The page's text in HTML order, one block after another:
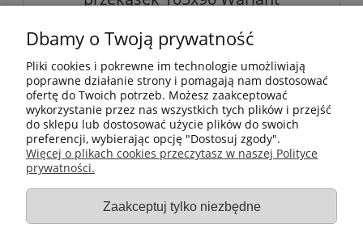
Producent: Hendi
Kod produktu:
425664
27,06 zł
22,00 zł
Do koszyka
Dbamy o Twoją prywatność
Pliki cookies i pokrewne im technologie umożliwiają
poprawne działanie strony i pomagają nam dostosować
ofertę do Twoich potrzeb. Możesz zaakceptować
wykorzystanie przez nas wszystkich tych plików i przejść
do sklepu lub dostosować użycie plików do swoich
preferencji, wybierając opcję "Dostosuj zgody".
Więcej o plikach cookies przeczytasz w naszej Polityce
prywatności.
Zaakceptuj tylko niezbędne